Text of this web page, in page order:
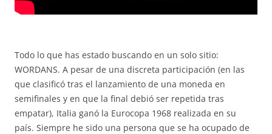
Todo lo que has estado buscando en un solo sitio:
WORDANS. A pesar de una discreta participación (en las
que clasificó tras el lanzamiento de una moneda en
semifinales y en que la final debió ser repetida tras
empatar), Italia ganó la Eurocopa 1968 realizada en su
país. Siempre he sido una persona que se ha ocupado de